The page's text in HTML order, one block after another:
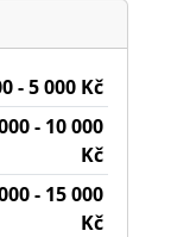
- 5 000 Kč
- 10 000
Kč
- 15 000
Kč